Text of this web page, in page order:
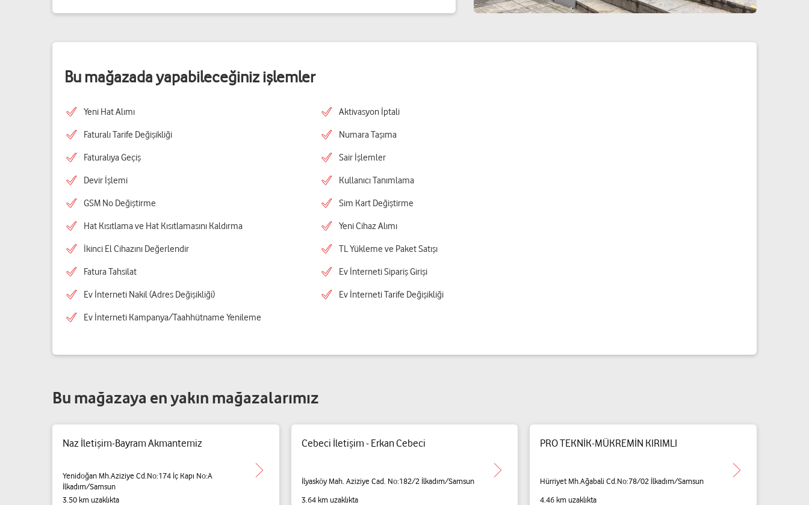
Bu mağazada yapabileceğiniz işlemler
Yeni Hat Alımı Aktivasyon İptali
Faturalı Tarife Değişikliği Numara Taşıma
Faturalıya Geçiş Sair İşlemler
Devir İşlemi Kullanıcı Tanımlama
GSM No Değiştirme Sim Kart Değiştirme
Hat Kısıtlama ve Hat Kısıtlamasını Kaldırma Yeni Cihaz Alımı
İkinci El Cihazını Değerlendir TL Yükleme ve Paket Satışı
Fatura Tahsilat Ev İnterneti Sipariş Girişi
Ev İnterneti Nakil (Adres Değişikliği) Ev İnterneti Tarife Değişikliği
Ev İnterneti Kampanya/Taahhütname Yenileme
Bu mağazaya en yakın mağazalarımız
Naz İletişim-Bayram Akmantemiz
Yenidoğan Mh.Aziziye Cd.No:174 İç Kapı No:A
İlkadım/Samsun
3.50 km uzaklıkta
Cebeci İletişim - Erkan Cebeci
İlyasköy Mah. Aziziye Cad. No:182/2 İlkadım/Samsun
3.64 km uzaklıkta
PRO TEKNİK-MÜKREMİN KIRIMLI
Hürriyet Mh.Ağabali Cd.No:78/02 İlkadım/Samsun
4.46 km uzaklıkta